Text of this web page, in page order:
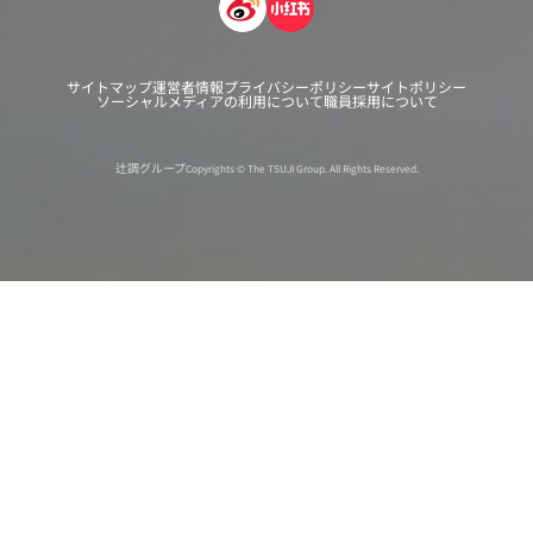
サイトマップ運営者情報プライバシーポリシーサイトポリシー
ソーシャルメディアの利用について職員採用について
辻調グループCopyrights © The TSUJI Group. All Rights Reserved.